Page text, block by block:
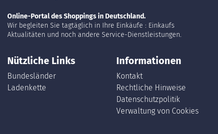
Online-Portal des Shoppings in Deutschland.
Wir begleiten Sie tagtäglich in Ihre Einkäufe : Einkaufs
Aktualitäten und noch andere Service-Dienstleistungen.
Nützliche Links
Bundesländer
Ladenkette
Informationen
Kontakt
Rechtliche Hinweise
Datenschutzpolitik
Verwaltung von Cookies